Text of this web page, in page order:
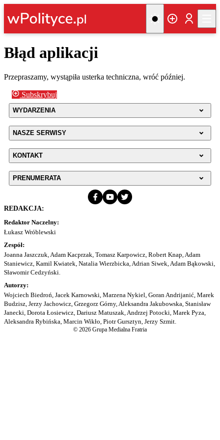
Błąd aplikacji
Przepraszamy, wystąpiła usterka techniczna, wróć później.
Subskrybuj
WYDARZENIA
NASZE SERWISY
KONTAKT
PRENUMERATA
REDAKCJA:
Redaktor Naczelny:
Łukasz Wróblewski
Zespół:
Joanna Jaszczuk, Adam Kacprzak, Tomasz Karpowicz, Robert Knap, Adam
Staniewicz, Kamil Kwiatek, Natalia Wierzbicka, Adrian Siwek, Adam Bąkowski,
Sławomir Cedzyński.
Autorzy:
Wojciech Biedroń, Jacek Karnowski, Marzena Nykiel, Goran Andrijanić, Marek
Budzisz, Jerzy Jachowicz, Grzegorz Górny, Aleksandra Jakubowska, Stanisław
Janecki, Dorota Łosiewicz, Dariusz Matuszak, Andrzej Potocki, Marek Pyza,
Aleksandra Rybińska, Marcin Wikło, Piotr Gursztyn, Jerzy Szmit.
© 2026 Grupa Medialna Fratria